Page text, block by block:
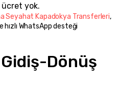
ücret yok.
Seyahat Kapadokya Transferleri,
WhatsApp desteği
Gidiş-Dönüş